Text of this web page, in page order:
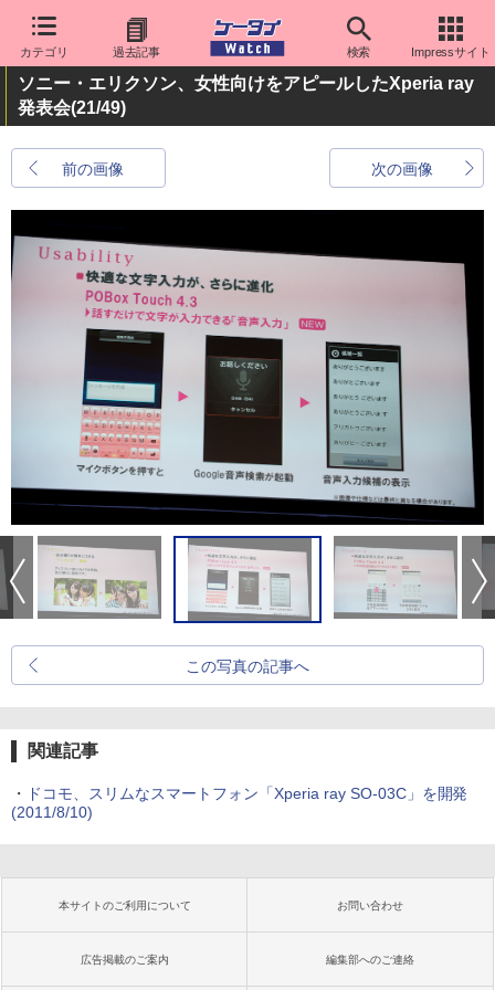
カテゴリ 過去記事 検索 Impressサイト
ソニー・エリクソン、女性向けをアピールしたXperia ray
発表会(21/49)
前の画像 次の画像
この写真の記事へ
関連記事
・
ドコモ、スリムなスマートフォン「Xperia ray SO-03C」を開発
(2011/8/10)
本サイトのご利用について お問い合わせ
広告掲載のご案内 編集部へのご連絡